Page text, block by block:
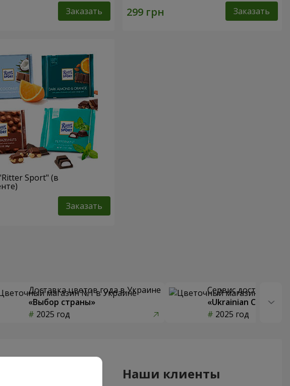
Заказать Заказать
Sport" (в
Заказать
Доставка цветов года в Украине
«Выбор страны»
2025 год
Сервис доставки
«Ukrainian Choice»
2025 год
Наши клиенты